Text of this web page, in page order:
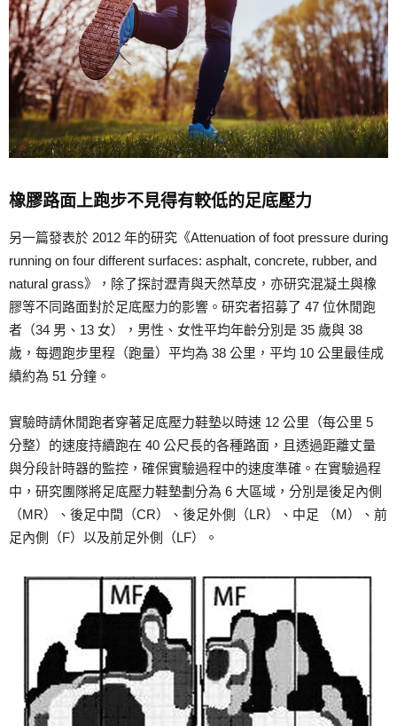
橡膠路面上跑步不見得有較低的足底壓力
另一篇發表於 2012 年的研究《Attenuation of foot pressure during
running on four different surfaces: asphalt, concrete, rubber, and
natural grass》，除了探討瀝青與天然草皮，亦研究混凝土與橡
膠等不同路面對於足底壓力的影響。研究者招募了 47 位休閒跑
者（34 男、13 女），男性、女性平均年齡分別是 35 歲與 38
歲，每週跑步里程（跑量）平均為 38 公里，平均 10 公里最佳成
績約為 51 分鐘。
實驗時請休閒跑者穿著足底壓力鞋墊以時速 12 公里（每公里 5
分整）的速度持續跑在 40 公尺長的各種路面，且透過距離丈量
與分段計時器的監控，確保實驗過程中的速度準確。在實驗過程
中，研究團隊將足底壓力鞋墊劃分為 6 大區域，分別是後足內側
（MR）、後足中間（CR）、後足外側（LR）、中足 （M）、前
足內側（F）以及前足外側（LF）。